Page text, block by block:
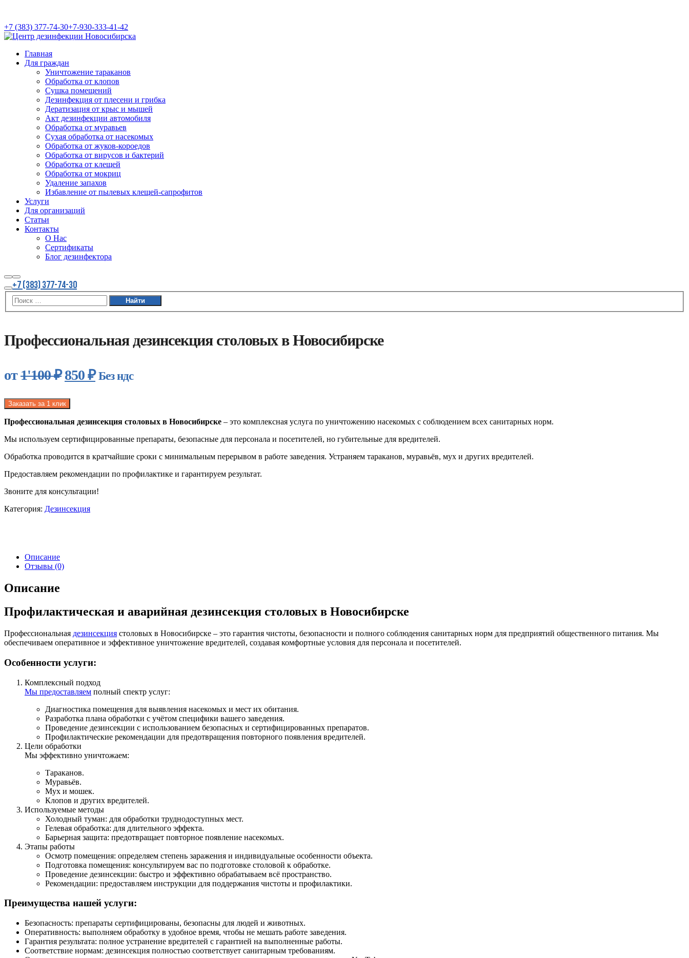
+7 (383) 377-74-30+7-930-333-41-42
Главная
Для граждан
Уничтожение тараканов
Обработка от клопов
Сушка помещений
Дезинфекция от плесени и грибка
Дератизация от крыс и мышей
Акт дезинфекции автомобиля
Обработка от муравьев
Cухая обработка от насекомых
Обработка от жуков-короедов
Обработка от вирусов и бактерий
Обработка от клещей
Обработка от мокриц
Удаление запахов
Избавление от пылевых клещей-сапрофитов
Услуги
Для организаций
Статьи
Контакты
О Нас
Сертификаты
Блог дезинфектора
НайтиБольше
информации
Главное
меню
+7 (383) 377-74-30
Профессиональная дезинсекция столовых в Новосибирске
от1'100₽ Первоначальная
составляла
1'100 ₽.
850₽Текущая
Без ндс
Заказать за 1 клик
Профессиональная дезинсекция столовых в Новосибирске – это комплексная услуга по уничтожению насекомых с соблюдением всех санитарных норм.
Мы используем сертифицированные препараты, безопасные для персонала и посетителей, но губительные для вредителей.
Обработка проводится в кратчайшие сроки с минимальным перерывом в работе заведения. Устраняем тараканов, муравьёв, мух и других вредителей.
Предоставляем рекомендации по профилактике и гарантируем результат.
Звоните для консультации!
Категория: Дезинcекция
Описание
Отзывы (0)
Описание
Профилактическая и аварийная дезинсекция столовых в Новосибирске
Профессиональная дезинсекция столовых в Новосибирске – это гарантия чистоты, безопасности и полного соблюдения санитарных норм для предприятий общественного питания. Мы
обеспечиваем оперативное и эффективное уничтожение вредителей, создавая комфортные условия для персонала и посетителей.
Особенности услуги:
Комплексный подход
Мы предоставляем полный спектр услуг:
Диагностика помещения для выявления насекомых и мест их обитания.
Разработка плана обработки с учётом специфики вашего заведения.
Проведение дезинсекции с использованием безопасных и сертифицированных препаратов.
Профилактические рекомендации для предотвращения повторного появления вредителей.
Цели обработки
Мы эффективно уничтожаем:
Тараканов.
Муравьёв.
Мух и мошек.
Клопов и других вредителей.
Используемые методы
Холодный туман: для обработки труднодоступных мест.
Гелевая обработка: для длительного эффекта.
Барьерная защита: предотвращает повторное появление насекомых.
Этапы работы
Осмотр помещения: определяем степень заражения и индивидуальные особенности объекта.
Подготовка помещения: консультируем вас по подготовке столовой к обработке.
Проведение дезинсекции: быстро и эффективно обрабатываем всё пространство.
Рекомендации: предоставляем инструкции для поддержания чистоты и профилактики.
Преимущества нашей услуги:
Безопасность: препараты сертифицированы, безопасны для людей и животных.
Оперативность: выполняем обработку в удобное время, чтобы не мешать работе заведения.
Гарантия результата: полное устранение вредителей с гарантией на выполненные работы.
Соответствие нормам: дезинсекция полностью соответствует санитарным требованиям.